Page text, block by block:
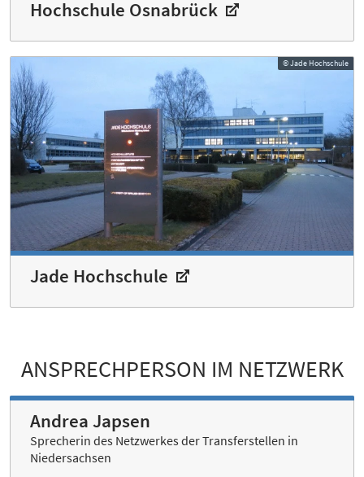
Hochschule Osnabrück
© Jade Hochschule
Jade Hochschule
ANSPRECHPERSON IM NETZWERK
Andrea Japsen
Sprecherin des Netzwerkes der Transferstellen in
Niedersachsen